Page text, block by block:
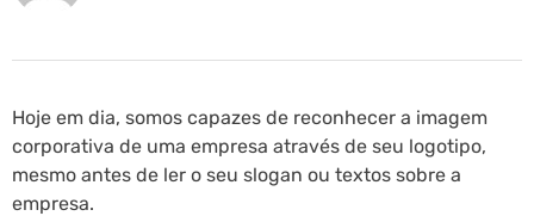
Hoje em dia, somos capazes de reconhecer a imagem
corporativa de uma empresa através de seu logotipo,
mesmo antes de ler o seu slogan ou textos sobre a
empresa.